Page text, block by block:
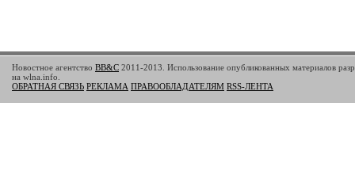
Новостное агентство BB&C 2011-2013. Использование опубликованных материалов
на wlna.info.
ОБРАТНАЯ СВЯЗЬ РЕКЛАМА ПРАВООБЛАДАТЕЛЯМ RSS-ЛЕНТА